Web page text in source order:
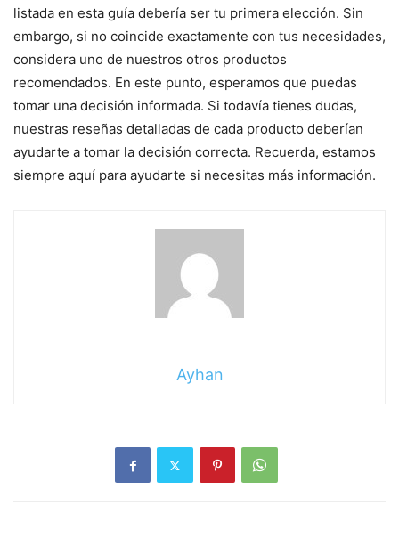
listada en esta guía debería ser tu primera elección. Sin
embargo, si no coincide exactamente con tus necesidades,
considera uno de nuestros otros productos
recomendados. En este punto, esperamos que puedas
tomar una decisión informada. Si todavía tienes dudas,
nuestras reseñas detalladas de cada producto deberían
ayudarte a tomar la decisión correcta. Recuerda, estamos
siempre aquí para ayudarte si necesitas más información.
Ayhan